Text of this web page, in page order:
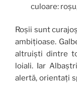
culoare:
Roșii sunt
ambițioase.
altruiști dintre
loiali. Iar
alertă, orientați